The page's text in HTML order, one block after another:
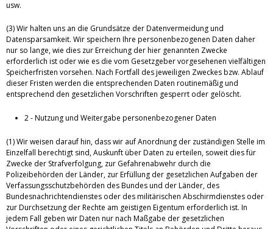
usw.
(3) Wir halten uns an die Grundsätze der Datenvermeidung und
Datensparsamkeit. Wir speichern Ihre personenbezogenen Daten daher
nur so lange, wie dies zur Erreichung der hier genannten Zwecke
erforderlich ist oder wie es die vom Gesetzgeber vorgesehenen vielfältigen
Speicherfristen vorsehen. Nach Fortfall des jeweiligen Zweckes bzw. Ablauf
dieser Fristen werden die entsprechenden Daten routinemäßig und
entsprechend den gesetzlichen Vorschriften gesperrt oder gelöscht.
2 - Nutzung und Weitergabe personenbezogener Daten
(1) Wir weisen darauf hin, dass wir auf Anordnung der zuständigen Stelle im
Einzelfall berechtigt sind, Auskunft über Daten zu erteilen, soweit dies für
Zwecke der Strafverfolgung, zur Gefahrenabwehr durch die
Polizeibehörden der Länder, zur Erfüllung der gesetzlichen Aufgaben der
Verfassungsschutzbehörden des Bundes und der Länder, des
Bundesnachrichtendienstes oder des militärischen Abschirmdienstes oder
zur Durchsetzung der Rechte am geistigen Eigentum erforderlich ist. In
jedem Fall geben wir Daten nur nach Maßgabe der gesetzlichen